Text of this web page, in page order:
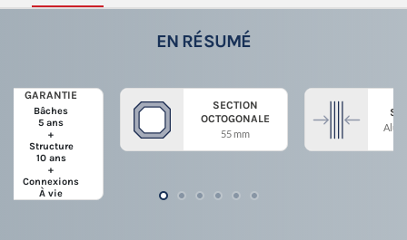
EN RÉSUMÉ
GARANTIE
Bâches
5 ans
+
Structure
10 ans
+
Connexions
À vie
SECTION
OCTOGONALE
55 mm